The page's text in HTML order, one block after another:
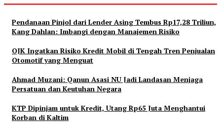
Pendanaan Pinjol dari Lender Asing Tembus Rp17,28 Triliun,
Kang Dahlan: Imbangi dengan Manajemen Risiko
OJK Ingatkan Risiko Kredit Mobil di Tengah Tren Penjualan
Otomotif yang Menguat
Ahmad Muzani: Qanun Asasi NU Jadi Landasan Menjaga
Persatuan dan Keutuhan Negara
KTP Dipinjam untuk Kredit, Utang Rp65 Juta Menghantui
Korban di Kaltim